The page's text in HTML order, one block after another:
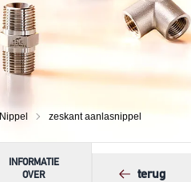
Nippel zeskant aanlasnippel
INFORMATIE
OVER
terug